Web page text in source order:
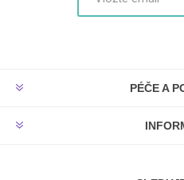
PÉČE A